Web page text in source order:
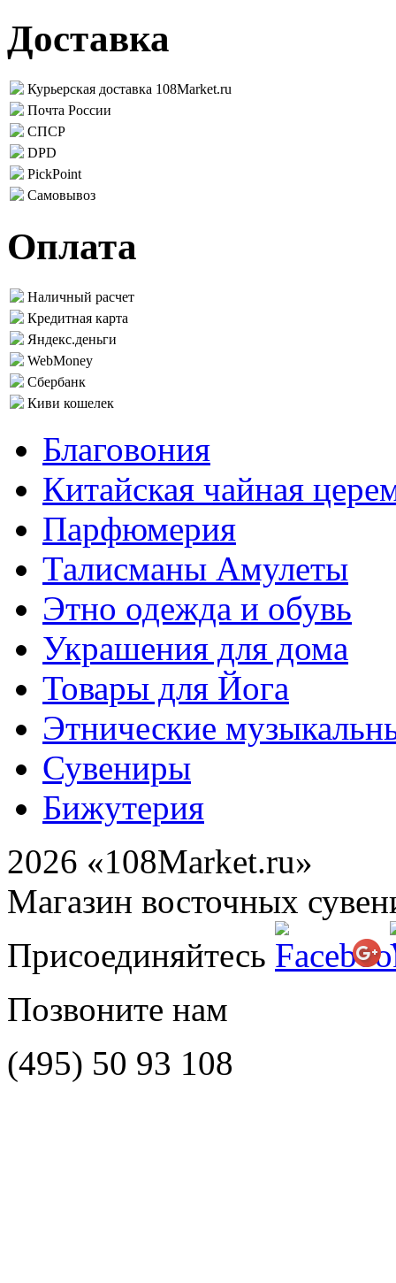
Доставка
Курьерская доставка 108Market.ru
Почта России
СПСР
DPD
PickPoint
Самовывоз
Оплата
Наличный расчет
Кредитная карта
Яндекс.деньги
WebMoney
Сбербанк
Киви кошелек
Благовония
Китайская чайная
Парфюмерия
Талисманы Амулеты
Этно одежда и обувь
Украшения для дома
Товары для Йога
Этнические
Сувениры
Бижутерия
2026 «108Market.ru»
Магазин восточных
Присоединяйтесь
Позвоните нам
(495) 50 93 108